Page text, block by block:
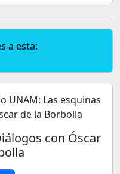
a esta:
con Óscar